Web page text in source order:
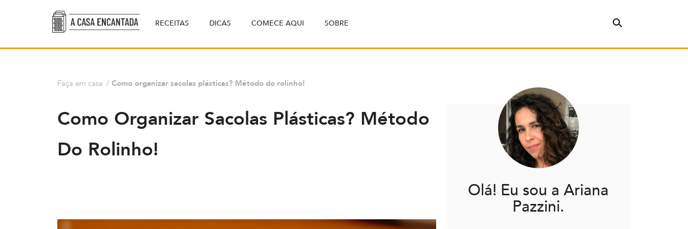
RECEITAS DICAS COMECE AQUI SOBRE
Faça em casa / Como organizar sacolas plásticas? Método do rolinho!
Como Organizar Sacolas Plásticas? Método
Do Rolinho!
Olá! Eu sou a Ariana
Pazzini.